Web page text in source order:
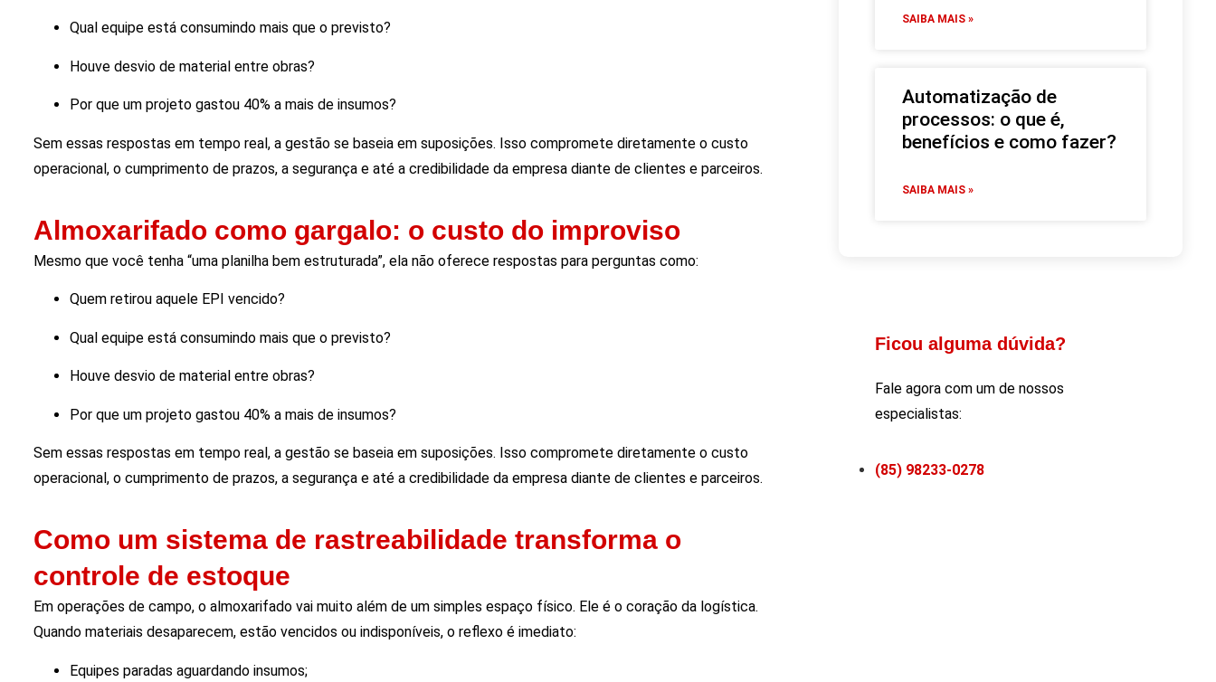
Qual equipe está consumindo mais que o previsto?
Houve desvio de material entre obras?
Por que um projeto gastou 40% a mais de insumos?
Sem essas respostas em tempo real, a gestão se baseia em suposições. Isso compromete diretamente o custo
operacional, o cumprimento de prazos, a segurança e até a credibilidade da empresa diante de clientes e parceiros.
Almoxarifado como gargalo: o custo do improviso
Mesmo que você tenha “uma planilha bem estruturada”, ela não oferece respostas para perguntas como:
Quem retirou aquele EPI vencido?
Qual equipe está consumindo mais que o previsto?
Houve desvio de material entre obras?
Por que um projeto gastou 40% a mais de insumos?
Sem essas respostas em tempo real, a gestão se baseia em suposições. Isso compromete diretamente o custo
operacional, o cumprimento de prazos, a segurança e até a credibilidade da empresa diante de clientes e parceiros.
Como um sistema de rastreabilidade transforma o
controle de estoque
Em operações de campo, o almoxarifado vai muito além de um simples espaço físico. Ele é o coração da logística.
Quando materiais desaparecem, estão vencidos ou indisponíveis, o reflexo é imediato:
Equipes paradas aguardando insumos;
SAIBA MAIS »
Automatização de
processos: o que é,
benefícios e como fazer?
SAIBA MAIS »
Ficou alguma dúvida?
Fale agora com um de nossos
especialistas:
(85) 98233-0278